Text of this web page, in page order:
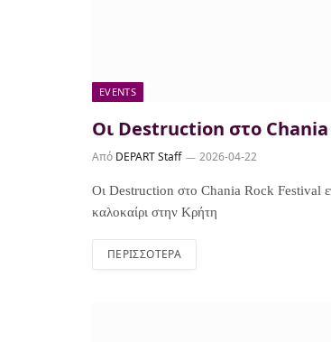
EVENTS
Οι Destruction στο Chania
Από DEPART Staff 2026-04-22
Οι Destruction στο Chania Rock Festival
καλοκαίρι στην Κρήτη
ΠΕΡΙΣΣΌΤΕΡΑ